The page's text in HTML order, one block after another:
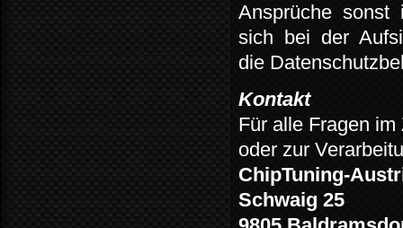
Ansprüche sonst
sich bei der
die
Kontakt
Für alle Fragen
oder zur
ChipTuning-
Schwaig 25